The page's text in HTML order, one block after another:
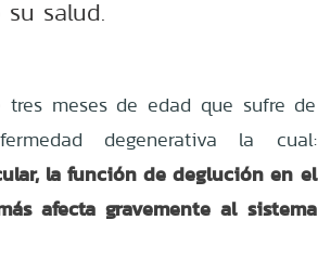
salud.
meses de edad que sufre de
degenerativa la cual:
la función de deglución en el
afecta gravemente al sistema